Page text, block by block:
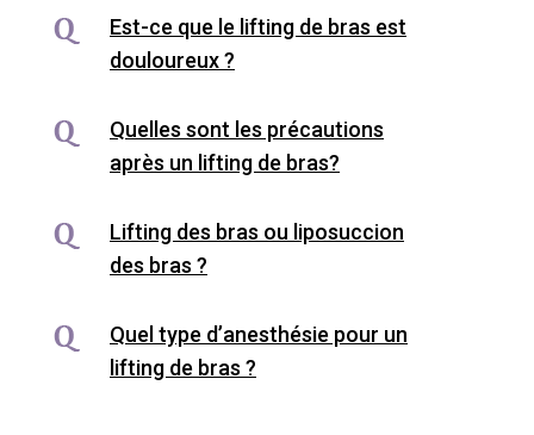
Est-ce que le lifting de bras est
douloureux ?
Quelles sont les précautions
après un lifting de bras?
Lifting des bras ou liposuccion
des bras ?
Quel type d’anesthésie pour un
lifting de bras ?